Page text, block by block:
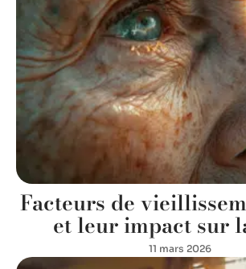
Facteurs de
et leur impact sur
11 mars 2026